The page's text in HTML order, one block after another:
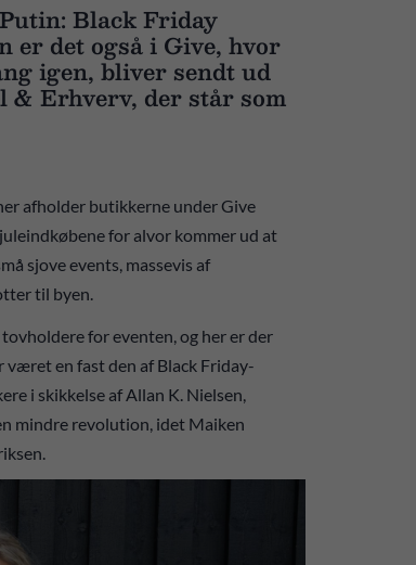
Black Friday
er det også i Give, hvor
igen, bliver sendt ud
& Erhverv, der står som
afholder butikkerne under Give
for alvor kommer ud at
sjove events, massevis af
til byen.
for eventen, og her er der
en fast den af Black Friday-
i skikkelse af Allan K. Nielsen,
mindre revolution, idet Maiken